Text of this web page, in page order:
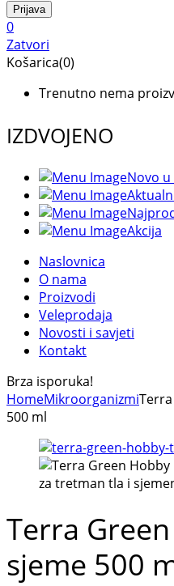
0
Zatvori
Košarica(0)
Trenutno nema
IZDVOJENO
Novo
Akcija
Naslovnica
O nama
Proizvodi
Veleprodaja
Novosti i savjeti
Kontakt
Brza isporuka!
HomeMikroorganizmi
500 ml
Terra
sjeme 500